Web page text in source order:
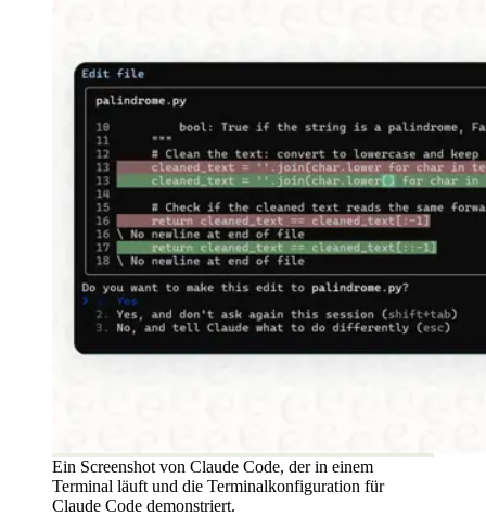
Ein Screenshot von Claude Code, der in einem
Terminal läuft und die Terminalkonfiguration für
Claude Code demonstriert.